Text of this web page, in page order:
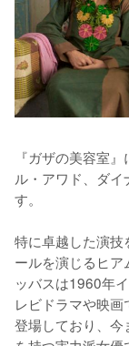
『ガザの美容室
ル・アワド、ダ
す。
特に卓越した演技
ールを演じるヒ
ッバスは1960年
レビドラマや映
登場しており、